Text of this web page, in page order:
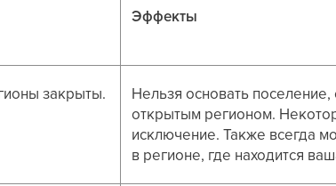
Эффекты
закрыты.
Нельзя основать поселение,
открытым регионом.
исключение. Также всегда
в регионе, где находится